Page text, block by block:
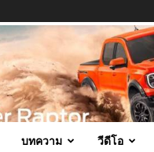
บทความ วีดีโอ